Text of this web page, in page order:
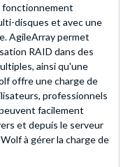
fonctionnement
disques et avec une
AgileArray permet
RAID dans des
ainsi qu'une
offre une charge de
professionnels
facilement
et depuis le serveur
à gérer la charge de